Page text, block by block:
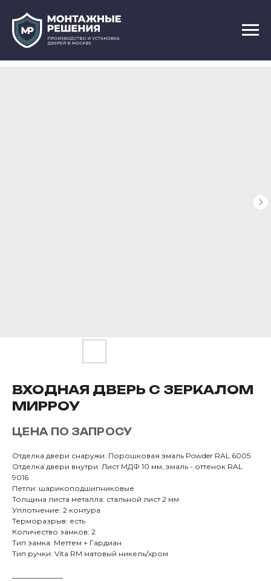
ВХОДНАЯ ДВЕРЬ С ЗЕРКАЛОМ
МИРРОУ
ЦЕНА ПО ЗАПРОСУ
Отделка двери снаружи: Порошковая эмаль Powder RAL 6005
Отделка двери внутри: Лист МДФ 10 мм, эмаль - оттенок RAL
9016
Петли: шарикоподшипниковые
Толщина листа металла: стальной лист 2 мм
Уплотнение: 2 контура
Терморазрыв: есть
Количество замков: 2
Тип замка: Меттем + Гардиан
Тип ручки: Vita RM матовый никель/хром